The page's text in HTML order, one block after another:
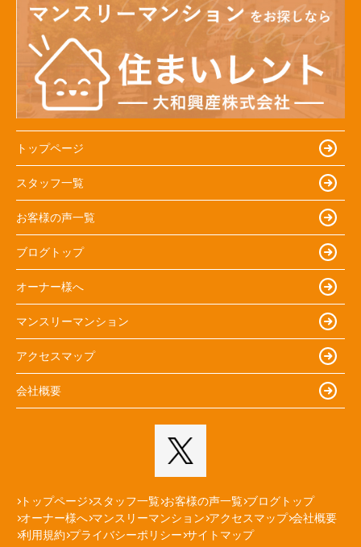
トップページ
スタッフ一覧
お客様の声一覧
ブログトップ
オーナー様へ
マンスリーマンション
アクセスマップ
会社概要
トップページ スタッフ一覧 お客様の声一覧 ブログトップ
オーナー様へ マンスリーマンション アクセスマップ 会社概要
利用規約 プライバシーポリシー サイトマップ